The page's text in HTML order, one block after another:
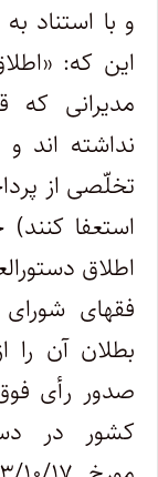
و با استناد
این که:
مدیرانی که
نداشته اند
تخلّصی از
استعفا
اطلاق
فقهای
بطلان آن را
صدور رأی